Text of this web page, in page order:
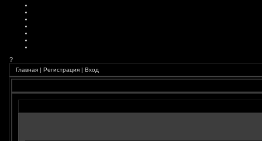
?
Главная | Регистрация | Вход